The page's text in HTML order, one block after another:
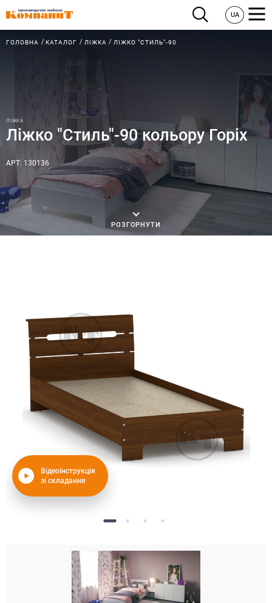
UA
ГОЛОВНА КАТАЛОГ ЛІЖКА ЛІЖКО "СТИЛЬ"-90
ЛІЖКА
Ліжко "Стиль"-90 кольору Горіх
АРТ: 130136
РОЗГОРНУТИ
Відеоінструкція
зі складання